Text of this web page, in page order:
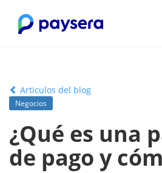
Articulos del blog
Negocios
¿Qué es una
de pago y